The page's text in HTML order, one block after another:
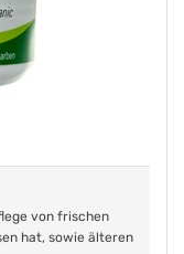
von frischen
hat, sowie älteren